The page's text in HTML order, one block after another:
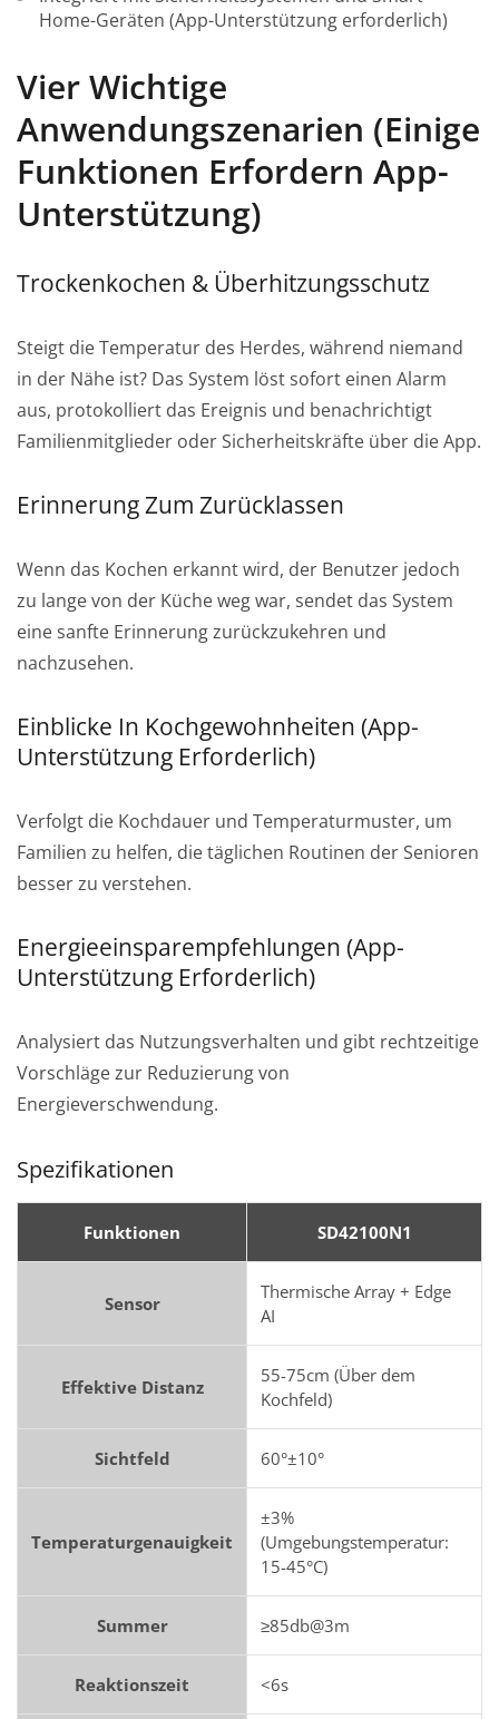
Home-Geräten (App-Unterstützung erforderlich)
Vier Wichtige
Anwendungszenarien (Einige
Funktionen Erfordern App-
Unterstützung)
Trockenkochen & Überhitzungsschutz
Steigt die Temperatur des Herdes, während niemand
in der Nähe ist? Das System löst sofort einen Alarm
aus, protokolliert das Ereignis und benachrichtigt
Familienmitglieder oder Sicherheitskräfte über die App.
Erinnerung Zum Zurücklassen
Wenn das Kochen erkannt wird, der Benutzer jedoch
zu lange von der Küche weg war, sendet das System
eine sanfte Erinnerung zurückzukehren und
nachzusehen.
Einblicke In Kochgewohnheiten (App-
Unterstützung Erforderlich)
Verfolgt die Kochdauer und Temperaturmuster, um
Familien zu helfen, die täglichen Routinen der Senioren
besser zu verstehen.
Energieeinsparempfehlungen (App-
Unterstützung Erforderlich)
Analysiert das Nutzungsverhalten und gibt rechtzeitige
Vorschläge zur Reduzierung von
Energieverschwendung.
Spezifikationen
Funktionen SD42100N1
Sensor
Thermische Array + Edge
AI
Effektive Distanz
55-75cm (Über dem
Kochfeld)
Sichtfeld 60°±10°
Temperaturgenauigkeit
±3%
(Umgebungstemperatur:
15-45°C)
Summer ≥85db@3m
Reaktionszeit <6s